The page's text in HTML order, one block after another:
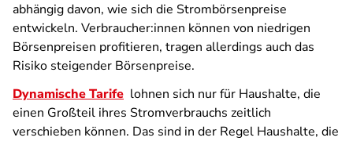
abhängig davon, wie sich die Strombörsenpreise
entwickeln. Verbraucher:innen können von niedrigen
Börsenpreisen profitieren, tragen allerdings auch das
Risiko steigender Börsenpreise.
Dynamische Tarife lohnen sich nur für Haushalte, die
einen Großteil ihres Stromverbrauchs zeitlich
verschieben können. Das sind in der Regel Haushalte, die